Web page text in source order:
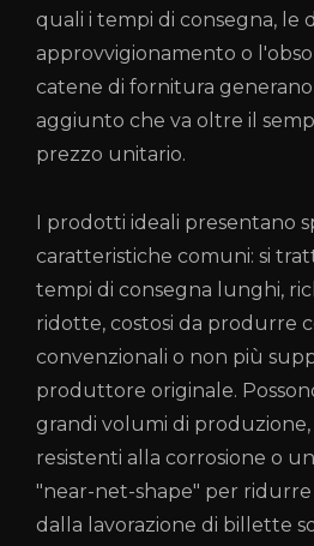
quali i tempi di consegna, le
approvvigionamento o
catene di fornitura
aggiunto che va oltre il
prezzo unitario.
I prodotti ideali presentano
caratteristiche comuni: si
tempi di consegna lunghi,
ridotte, costosi da produrre
convenzionali o non più
produttore originale.
grandi volumi di
resistenti alla corrosione o
"near-net-shape" per
dalla lavorazione di billette